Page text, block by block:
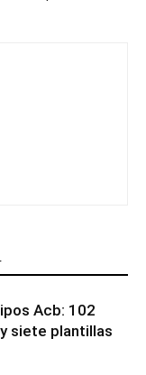
Acb: 102
siete plantillas